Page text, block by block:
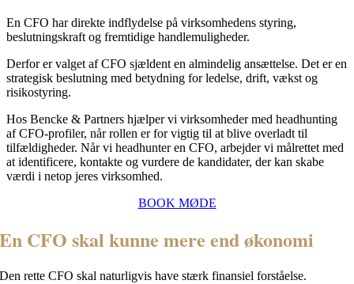
En CFO har direkte indflydelse på virksomhedens styring,
beslutningskraft og fremtidige handlemuligheder.
Derfor er valget af CFO sjældent en almindelig ansættelse. Det er en
strategisk beslutning med betydning for ledelse, drift, vækst og
risikostyring.
Hos Bencke & Partners hjælper vi virksomheder med headhunting
af CFO-profiler, når rollen er for vigtig til at blive overladt til
tilfældigheder. Når vi headhunter en CFO, arbejder vi målrettet med
at identificere, kontakte og vurdere de kandidater, der kan skabe
værdi i netop jeres virksomhed.
BOOK MØDE
En CFO skal kunne mere end økonomi
Den rette CFO skal naturligvis have stærk finansiel forståelse.